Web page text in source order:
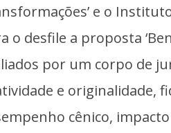
e o
o desfile a proposta
por um corpo de
e originalidade,
cênico,